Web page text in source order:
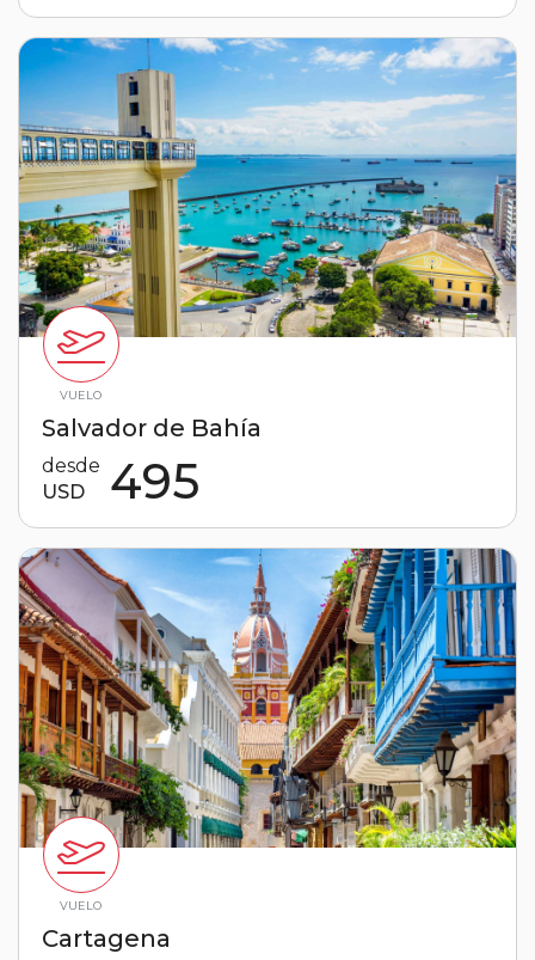
VUELO
Salvador de Bahía
desde
USD
495
VUELO
Cartagena